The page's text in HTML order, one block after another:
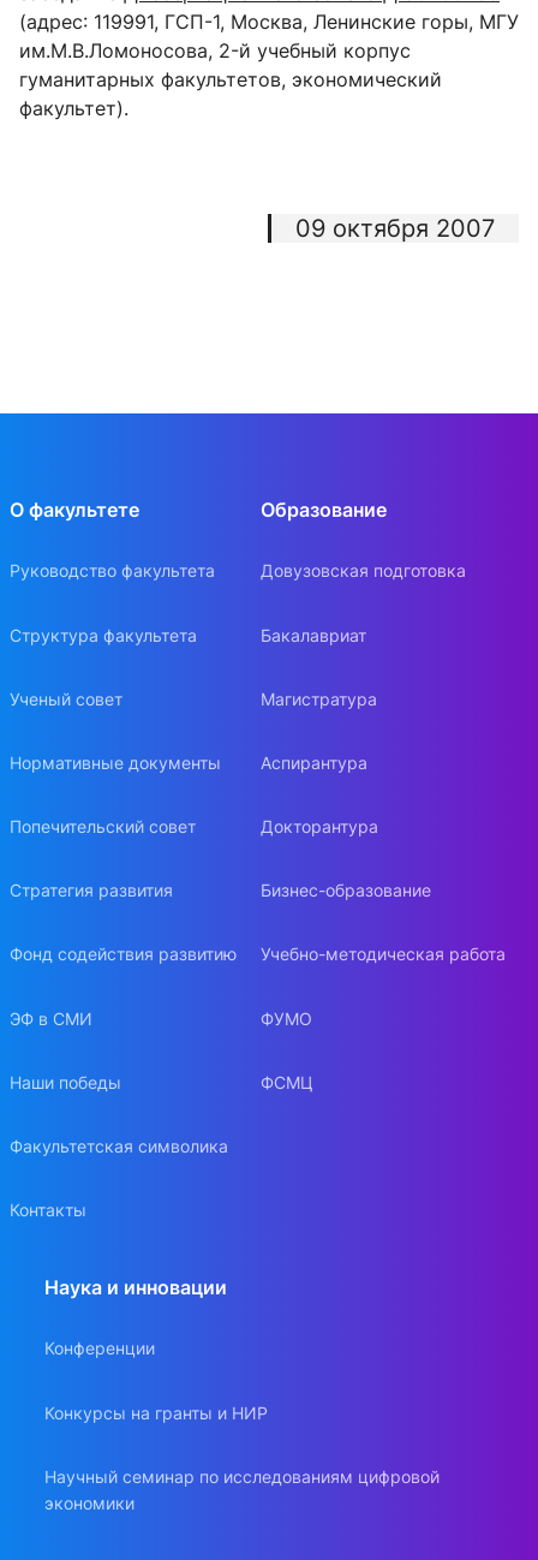
(адрес: 119991, ГСП-1, Москва, Ленинские горы, МГУ
им.М.В.Ломоносова, 2-й учебный корпус
гуманитарных факультетов, экономический
факультет).
09 октября 2007
О факультете
Руководство факультета
Структура факультета
Ученый совет
Нормативные документы
Попечительский совет
Стратегия развития
Фонд содействия развитию
ЭФ в СМИ
Наши победы
Факультетская символика
Контакты
Образование
Довузовская подготовка
Бакалавриат
Магистратура
Аспирантура
Докторантура
Бизнес-образование
Учебно-методическая работа
ФУМО
ФСМЦ
Наука и инновации
Конференции
Конкурсы на гранты и НИР
Научный семинар по исследованиям цифровой
экономики